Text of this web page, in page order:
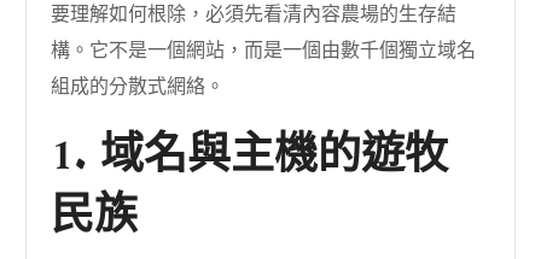
要理解如何根除，必須先看清內容農場的生存結
構。它不是一個網站，而是一個由數千個獨立域名
組成的分散式網絡。
1. 域名與主機的遊牧
民族